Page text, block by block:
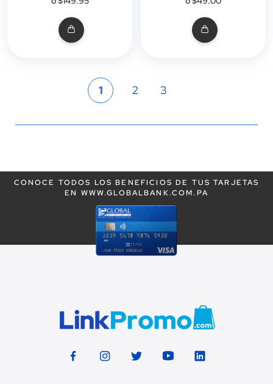
Jarra Plástica 1.6l
Actualmente
página
1 Página
2 Página
3
CONOCE TODOS LOS BENEFICIOS DE TUS TARJETAS
EN WWW.GLOBALBANK.COM.PA